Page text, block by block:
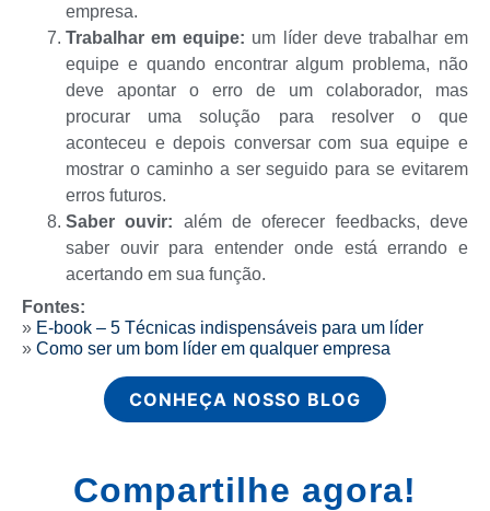
empresa.
Trabalhar em equipe: um líder deve trabalhar em
equipe e quando encontrar algum problema, não
deve apontar o erro de um colaborador, mas
procurar uma solução para resolver o que
aconteceu e depois conversar com sua equipe e
mostrar o caminho a ser seguido para se evitarem
erros futuros.
Saber ouvir: além de oferecer feedbacks, deve
saber ouvir para entender onde está errando e
acertando em sua função.
Fontes:
» E-book – 5 Técnicas indispensáveis para um líder
» Como ser um bom líder em qualquer empresa
CONHEÇA NOSSO BLOG
Compartilhe agora!